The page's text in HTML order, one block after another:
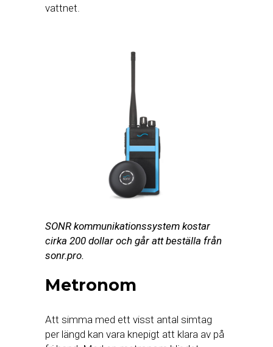
vattnet.
SONR kommunikationssystem kostar
cirka 200 dollar och går att beställa från
sonr.pro.
Metronom
Att simma med ett visst antal simtag
per längd kan vara knepigt att klara av på